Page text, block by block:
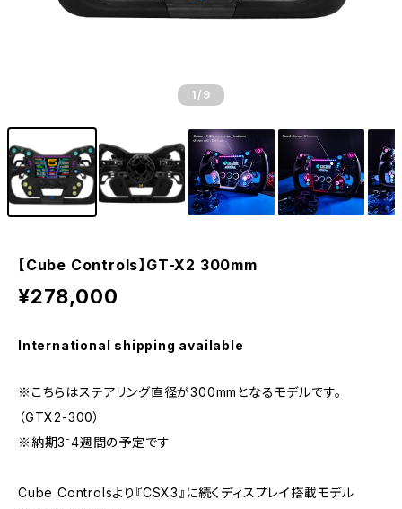
1 /9
【Cube Controls】GT-X2 300mm
¥278,000
International shipping available
※こちらはステアリング直径が300mmとなるモデルです。
（GTX2-300）
※納期3⁻4週間の予定です
Cube Controlsより『CSX3』に続くディスプレイ搭載モデル